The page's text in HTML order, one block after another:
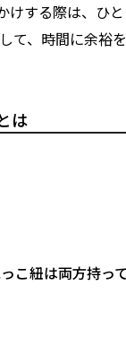
けする際は、ひ
て、時間に余裕
は
こ紐は両方持っ